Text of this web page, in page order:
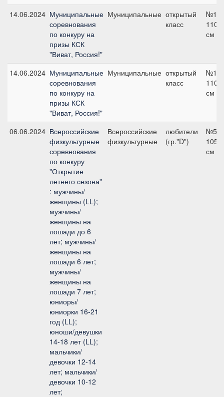
14.06.2024 Муниципальные
соревнования
по конкуру на
призы КСК
"Виват, Россия!"
Муниципальные открытый
класс
№1,
110
см
14.06.2024 Муниципальные
соревнования
по конкуру на
призы КСК
"Виват, Россия!"
Муниципальные открытый
класс
№1,
110
см
06.06.2024 Всероссийские
физкультурные
соревнования
по конкуру
"Открытие
летнего сезона"
: мужчины/
женщины (LL);
мужчины/
женщины на
лошади до 6
лет; мужчины/
женщины на
лошади 6 лет;
мужчины/
женщины на
лошади 7 лет;
юниоры/
юниорки 16-21
год (LL);
юноши/девушки
14-18 лет (LL);
мальчики/
девочки 12-14
лет; мальчики/
девочки 10-12
лет;
Всероссийские
физкультурные
любители
(гр."D")
№5,
105
см